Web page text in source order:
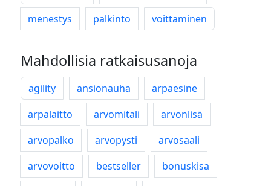
menestys
palkinto voittaminen
Mahdollisia ratkaisusanoja
agility ansionauha
arpaesine
arpalaitto
arvomitali
arvonlisä
arvopalko
arvopysti
arvosaali
arvovoitto
bestseller
bonuskisa